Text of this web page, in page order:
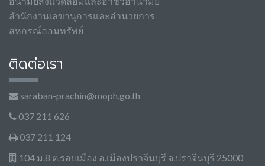
สำนักงานเลขานุการและอำนวยการ
สหกรณ์ออมทรัพย์
ติดต่อเรา
saraban-prachin@moph.go.th
037 211 626
037 211 124
104 ม.8 ต.รอบเมือง อ.เมืองปราจีนบุรี จ.ปราจีนบุรี 25000